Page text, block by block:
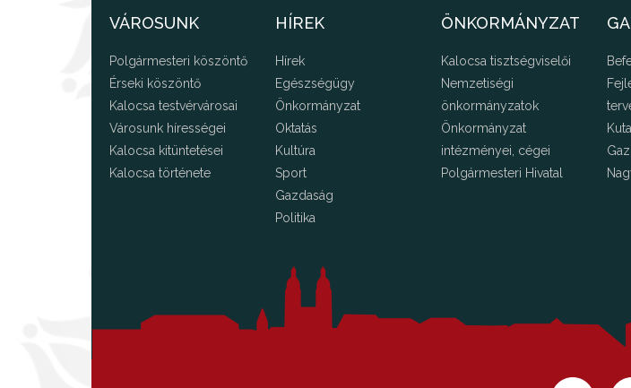
VÁROSUNK
Polgármesteri köszöntő
Érseki köszöntő
Kalocsa testvérvárosai
Városunk hírességei
Kalocsa kitüntetései
Kalocsa története
HÍREK
Hírek
Egészségügy
Önkormányzat
Oktatás
Kultúra
Sport
Gazdaság
Politika
ÖNKORMÁNYZAT
Kalocsa tisztségviselői
Nemzetiségi
önkormányzatok
Önkormányzat
intézményei, cégei
Polgármesteri Hivatal